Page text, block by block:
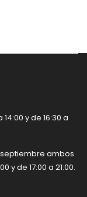
14:00 y de 16:30 a
septiembre ambos
y de 17:00 a 21:00.